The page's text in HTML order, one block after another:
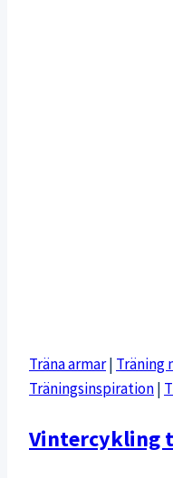
Träna armar| Träning
Träningsinspiration|
Vintercykling